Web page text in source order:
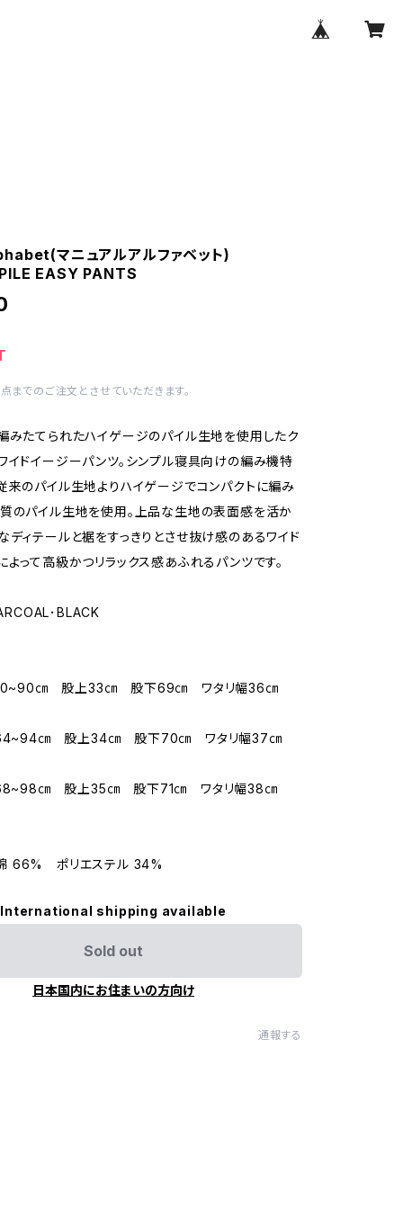
マニュアルアルファベット)
EASY PANTS
までのご注文とさせていただきます。
みたてられたハイゲージのパイル生地を使用したク
イドイージーパンツ。シンプル寝具向けの編み機特
来のパイル生地よりハイゲージでコンパクトに編み
のパイル生地を使用。上品な生地の表面感を活か
ディテールと裾をすっきりとさせ抜け感のあるワイド
よって高級かつリラックス感あふれるパンツです。
･BLACK
㎝ 股上33㎝ 股下69㎝ ワタリ幅36㎝
㎝ 股上34㎝ 股下70㎝ ワタリ幅37㎝
㎝ 股上35㎝ 股下71㎝ ワタリ幅38㎝
66% ポリエステル 34%
International shipping available
Sold out
日本国内にお住まいの方向け
通報する